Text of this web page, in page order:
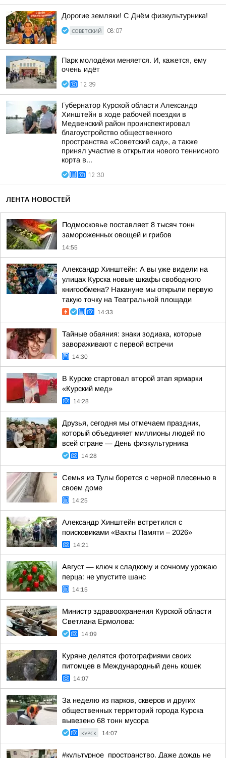
Дорогие земляки! С Днём физкультурника!
СОВЕТСКИЙ 08:07
Парк молодёжи меняется. И, кажется, ему
очень идёт
12:39
Губернатор Курской области Александр
Хинштейн в ходе рабочей поездки в
Медвенский район проинспектировал
благоустройство общественного
пространства «Советский сад», а также
принял участие в открытии нового теннисного
корта в...
12:30
ЛЕНТА НОВОСТЕЙ
Подмосковье поставляет 8 тысяч тонн
замороженных овощей и грибов
14:55
Александр Хинштейн: А вы уже видели на
улицах Курска новые шкафы свободного
книгообмена? Накануне мы открыли первую
такую точку на Театральной площади
14:33
Тайные обаяния: знаки зодиака, которые
завораживают с первой встречи
14:30
В Курске стартовал второй этап ярмарки
«Курский мед»
14:28
Друзья, сегодня мы отмечаем праздник,
который объединяет миллионы людей по
всей стране — День физкультурника
14:28
Семья из Тулы борется с черной плесенью в
своем доме
14:25
Александр Хинштейн встретился с
поисковиками «Вахты Памяти – 2026»
14:21
Август — ключ к сладкому и сочному урожаю
перца: не упустите шанс
14:15
Министр здравоохранения Курской области
Светлана Ермолова:
14:09
Куряне делятся фотографиями своих
питомцев в Международный день кошек
14:07
За неделю из парков, скверов и других
общественных территорий города Курска
вывезено 68 тонн мусора
КУРСК 14:07
#культурное_пространство. Даже дождь не